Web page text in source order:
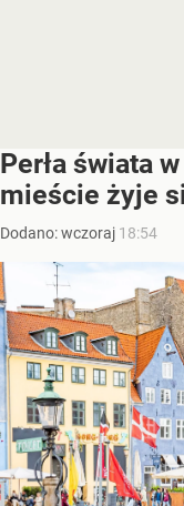
Perła świata
mieście żyje
Dodano:wczoraj 18:54